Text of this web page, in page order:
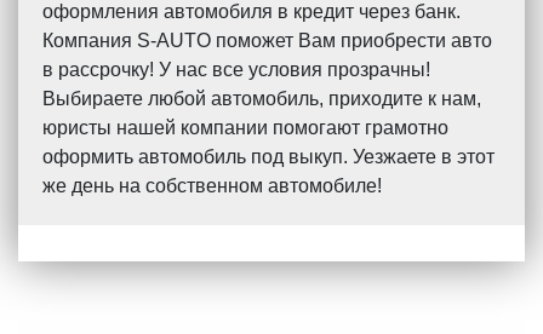
оформления автомобиля в кредит через банк.
Компания S-AUTO поможет Вам приобрести авто
в рассрочку! У нас все условия прозрачны!
Выбираете любой автомобиль, приходите к нам,
юристы нашей компании помогают грамотно
оформить автомобиль под выкуп. Уезжаете в этот
же день на собственном автомобиле!